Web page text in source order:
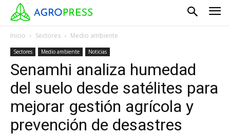
Inicio Sectores Medio ambiente
Sectores Medio ambiente Noticias
Senamhi analiza humedad
del suelo desde satélites para
mejorar gestión agrícola y
prevención de desastres